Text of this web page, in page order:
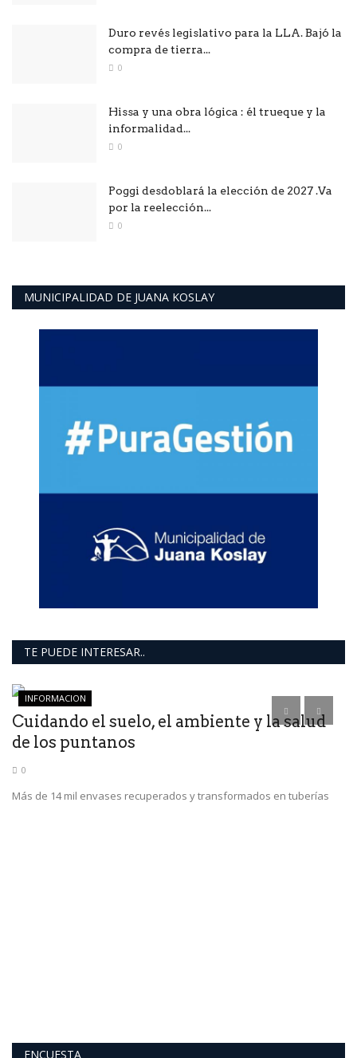
Duro revés legislativo para la LLA. Bajó la
compra de tierra...
0
Hissa y una obra lógica : él trueque y la
informalidad...
0
Poggi desdoblará la elección de 2027 .Va
por la reelección...
0
MUNICIPALIDAD DE JUANA KOSLAY
TE PUEDE INTERESAR..
INFORMACION
Cuidando el suelo, el ambiente y la salud
de los puntanos
0
Más de 14 mil envases recuperados y transformados en tuberías
ENCUESTA